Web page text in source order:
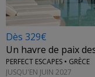
Dès 329€
Un havre de paix
PERFECT ESCAPES • GRÈCE
JUSQU'EN JUIN 2027